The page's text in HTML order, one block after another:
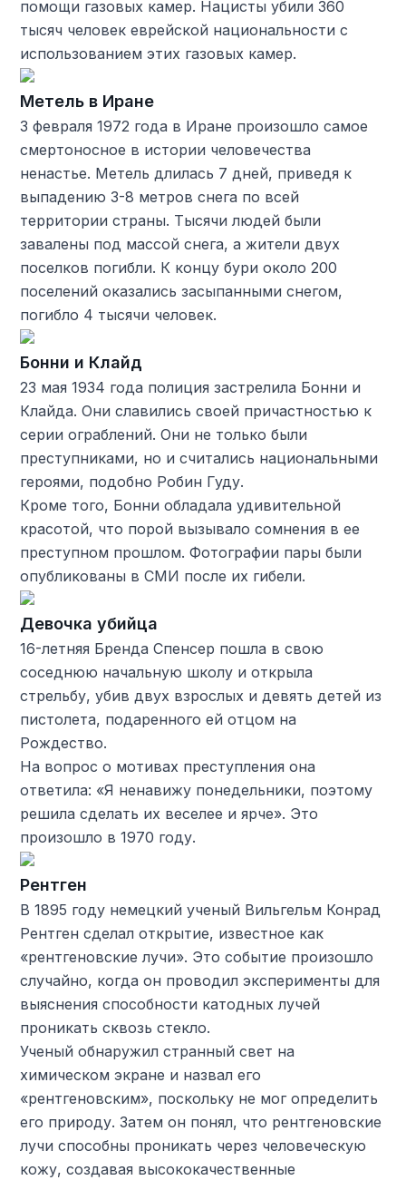
помощи газовых камер. Нацисты убили 360
тысяч человек еврейской национальности с
использованием этих газовых камер.
Метель в Иране
3 февраля 1972 года в Иране произошло самое
смертоносное в истории человечества
ненастье. Метель длилась 7 дней, приведя к
выпадению 3-8 метров снега по всей
территории страны. Тысячи людей были
завалены под массой снега, а жители двух
поселков погибли. К концу бури около 200
поселений оказались засыпанными снегом,
погибло 4 тысячи человек.
Бонни и Клайд
23 мая 1934 года полиция застрелила Бонни и
Клайда. Они славились своей причастностью к
серии ограблений. Они не только были
преступниками, но и считались национальными
героями, подобно Робин Гуду.
Кроме того, Бонни обладала удивительной
красотой, что порой вызывало сомнения в ее
преступном прошлом. Фотографии пары были
опубликованы в СМИ после их гибели.
Девочка убийца
16-летняя Бренда Спенсер пошла в свою
соседнюю начальную школу и открыла
стрельбу, убив двух взрослых и девять детей из
пистолета, подаренного ей отцом на
Рождество.
На вопрос о мотивах преступления она
ответила: «Я ненавижу понедельники, поэтому
решила сделать их веселее и ярче». Это
произошло в 1970 году.
Рентген
В 1895 году немецкий ученый Вильгельм Конрад
Рентген сделал открытие, известное как
«рентгеновские лучи». Это событие произошло
случайно, когда он проводил эксперименты для
выяснения способности катодных лучей
проникать сквозь стекло.
Ученый обнаружил странный свет на
химическом экране и назвал его
«рентгеновским», поскольку не мог определить
его природу. Затем он понял, что рентгеновские
лучи способны проникать через человеческую
кожу, создавая высококачественные